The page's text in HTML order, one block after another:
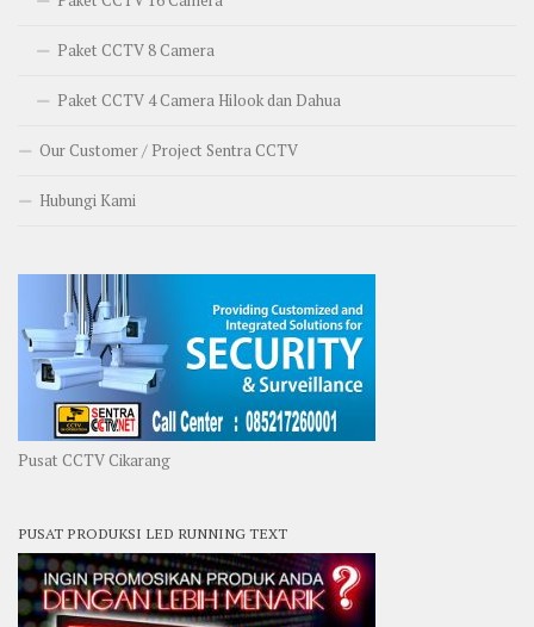
Paket CCTV 8 Camera
Paket CCTV 4 Camera Hilook dan Dahua
Our Customer / Project Sentra CCTV
Hubungi Kami
Pusat CCTV Cikarang
PUSAT PRODUKSI LED RUNNING TEXT